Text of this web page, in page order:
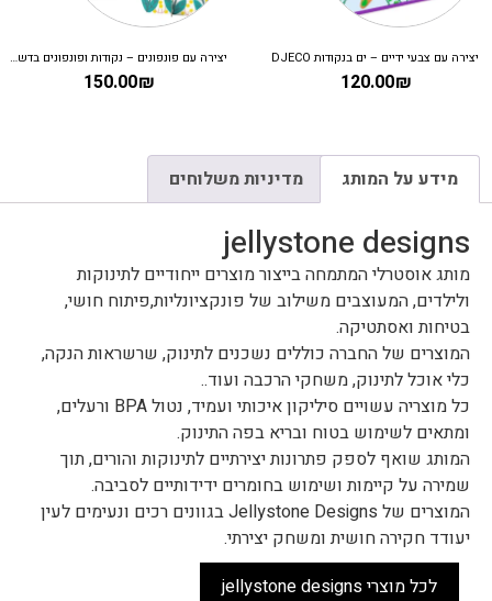
יצירה עם צבעי ידיים – ים בנקודות DJECO
120.00₪
יצירה עם פונפונים – נקודות ופונפונים בדשא DJECO
150.00₪
מידע על המותג מדיניות משלוחים
jellystone designs
מותג אוסטרלי המתמחה בייצור מוצרים ייחודיים לתינוקות
ולילדים, המעוצבים משילוב של פונקציונליות,פיתוח חושי,
בטיחות ואסתטיקה.
המוצרים של החברה כוללים נשכנים לתינוק, שרשראות הנקה,
כלי אוכל לתינוק, משחקי הרכבה ועוד..
כל מוצריה עשויים סיליקון איכותי ועמיד, נטול BPA ורעלים,
ומתאים לשימוש בטוח ובריא בפה התינוק.
המותג שואף לספק פתרונות יצירתיים לתינוקות והורים, תוך
שמירה על קיימות ושימוש בחומרים ידידותיים לסביבה.
המוצרים של Jellystone Designs בגוונים רכים ונעימים לעין
יעודד חקירה חושית ומשחק יצירתי.
לכל מוצרי jellystone designs